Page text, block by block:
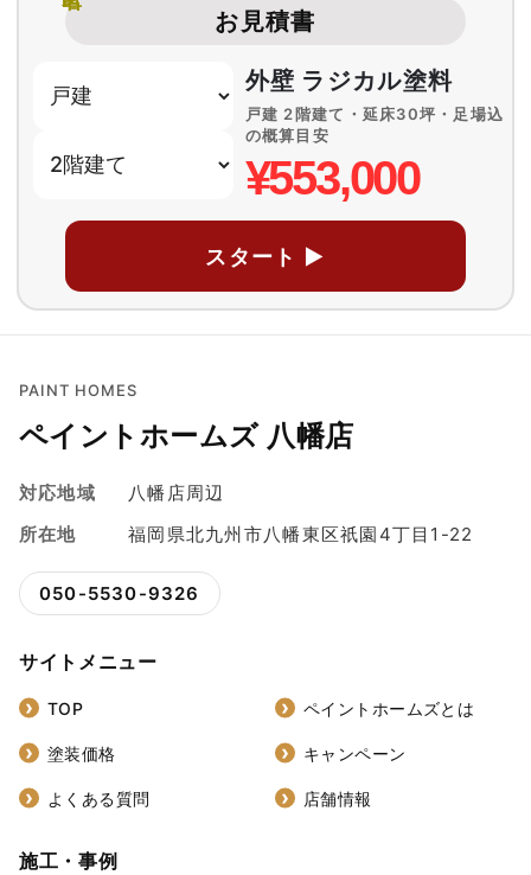
お見積書
外壁 ラジカル塗料
戸建 2階建て・延床30坪・足場込
の概算目安
¥553,000
スタート ▶
PAINT HOMES
ペイントホームズ 八幡店
対応地域
八幡店周辺
所在地
福岡県北九州市八幡東区祇園4丁目1-22
050-5530-9326
サイトメニュー
TOP ペイントホームズとは
塗装価格 キャンペーン
よくある質問 店舗情報
施工・事例